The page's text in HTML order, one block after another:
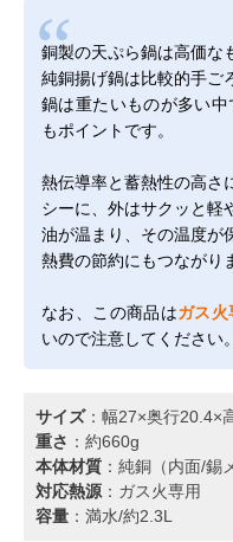
銅製の天ぷら鍋は高価な
純銅揚げ鍋は比較的手ご
鍋は重たいものが多い中
もポイントです。
熱伝導率と蓄熱性の高さ
シーに、外はサクッと軽
油が温まり、その温度が
熱費の節約にもつながり
なお、この商品はガス火
いので注意してください。
サイズ：幅27×奥行20.4×
重さ ：約660g
本体材質 ：純銅（内面/錫
対応熱源 ：ガス火専用
容量 ：満水/約2.3L